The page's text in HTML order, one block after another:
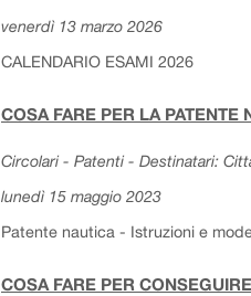
venerdì 13 marzo 2026
CALENDARIO ESAMI 2026
COSA FARE PER LA PATENTE
Circolari - Patenti - Destinatari:
lunedì 15 maggio 2023
Patente nautica - Istruzioni e
COSA FARE PER